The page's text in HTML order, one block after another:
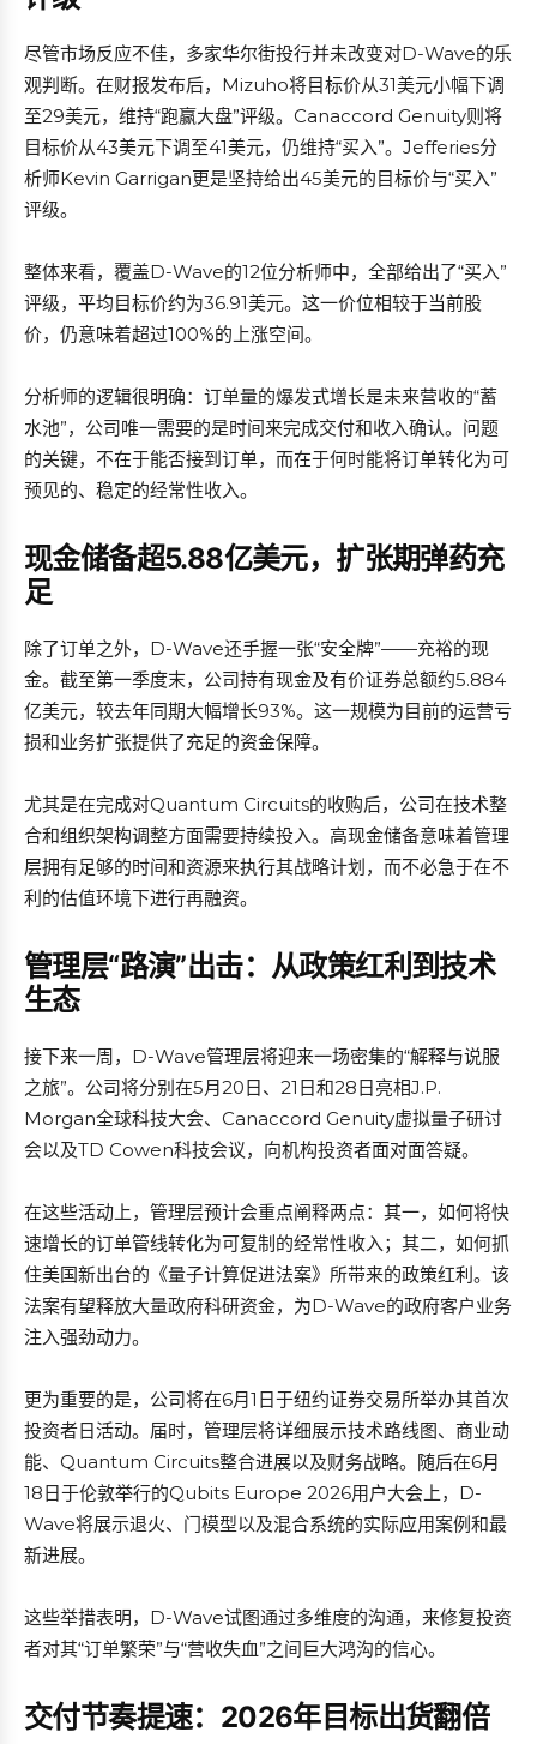
尽管市场反应不佳，多家华尔街投行并未改变对D-Wave的乐
观判断。在财报发布后，Mizuho将目标价从31美元小幅下调
至29美元，维持“跑赢大盘”评级。Canaccord Genuity则将
目标价从43美元下调至41美元，仍维持“买入”。Jefferies分
析师Kevin Garrigan更是坚持给出45美元的目标价与“买入”
评级。
整体来看，覆盖D-Wave的12位分析师中，全部给出了“买入”
评级，平均目标价约为36.91美元。这一价位相较于当前股
价，仍意味着超过100%的上涨空间。
分析师的逻辑很明确：订单量的爆发式增长是未来营收的“蓄
水池”，公司唯一需要的是时间来完成交付和收入确认。问题
的关键，不在于能否接到订单，而在于何时能将订单转化为可
预见的、稳定的经常性收入。
现金储备超5.88亿美元，扩张期弹药充
足
除了订单之外，D-Wave还手握一张“安全牌”——充裕的现
金。截至第一季度末，公司持有现金及有价证券总额约5.884
亿美元，较去年同期大幅增长93%。这一规模为目前的运营亏
损和业务扩张提供了充足的资金保障。
尤其是在完成对Quantum Circuits的收购后，公司在技术整
合和组织架构调整方面需要持续投入。高现金储备意味着管理
层拥有足够的时间和资源来执行其战略计划，而不必急于在不
利的估值环境下进行再融资。
管理层“路演”出击：从政策红利到技术
生态
接下来一周，D-Wave管理层将迎来一场密集的“解释与说服
之旅”。公司将分别在5月20日、21日和28日亮相J.P.
Morgan全球科技大会、Canaccord Genuity虚拟量子研讨
会以及TD Cowen科技会议，向机构投资者面对面答疑。
在这些活动上，管理层预计会重点阐释两点：其一，如何将快
速增长的订单管线转化为可复制的经常性收入；其二，如何抓
住美国新出台的《量子计算促进法案》所带来的政策红利。该
法案有望释放大量政府科研资金，为D-Wave的政府客户业务
注入强劲动力。
更为重要的是，公司将在6月1日于纽约证券交易所举办其首次
投资者日活动。届时，管理层将详细展示技术路线图、商业动
能、Quantum Circuits整合进展以及财务战略。随后在6月
18日于伦敦举行的Qubits Europe 2026用户大会上，D-
Wave将展示退火、门模型以及混合系统的实际应用案例和最
新进展。
这些举措表明，D-Wave试图通过多维度的沟通，来修复投资
者对其“订单繁荣”与“营收失血”之间巨大鸿沟的信心。
交付节奏提速：2026年目标出货翻倍